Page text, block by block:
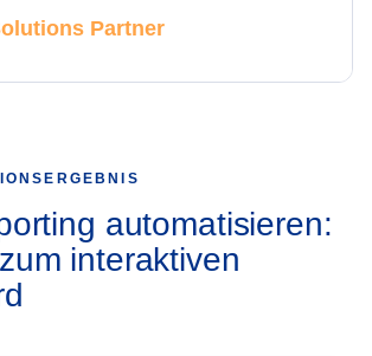
Partner
automatisieren:
interaktiven